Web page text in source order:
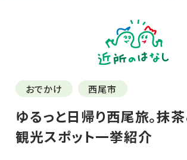
おでかけ 西尾市
ゆるっと日帰り西尾旅。抹
観光スポット一挙紹介